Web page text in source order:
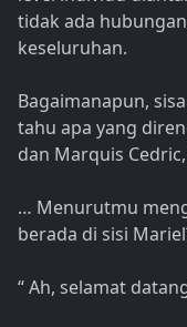
tidak ada
keseluruhan.
Bagaimanapun,
tahu apa yang
dan Marquis
… Menurutmu
berada di sisi
“ Ah, selamat